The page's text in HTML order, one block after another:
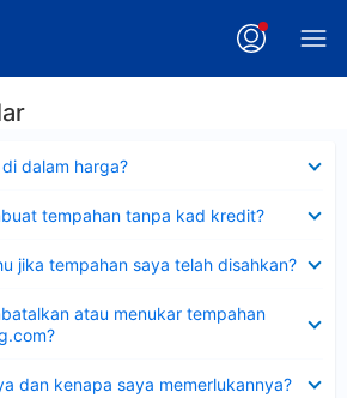
dalam harga?
tempahan tanpa kad kredit?
jika tempahan saya telah disahkan?
atau menukar tempahan
dan kenapa saya memerlukannya?